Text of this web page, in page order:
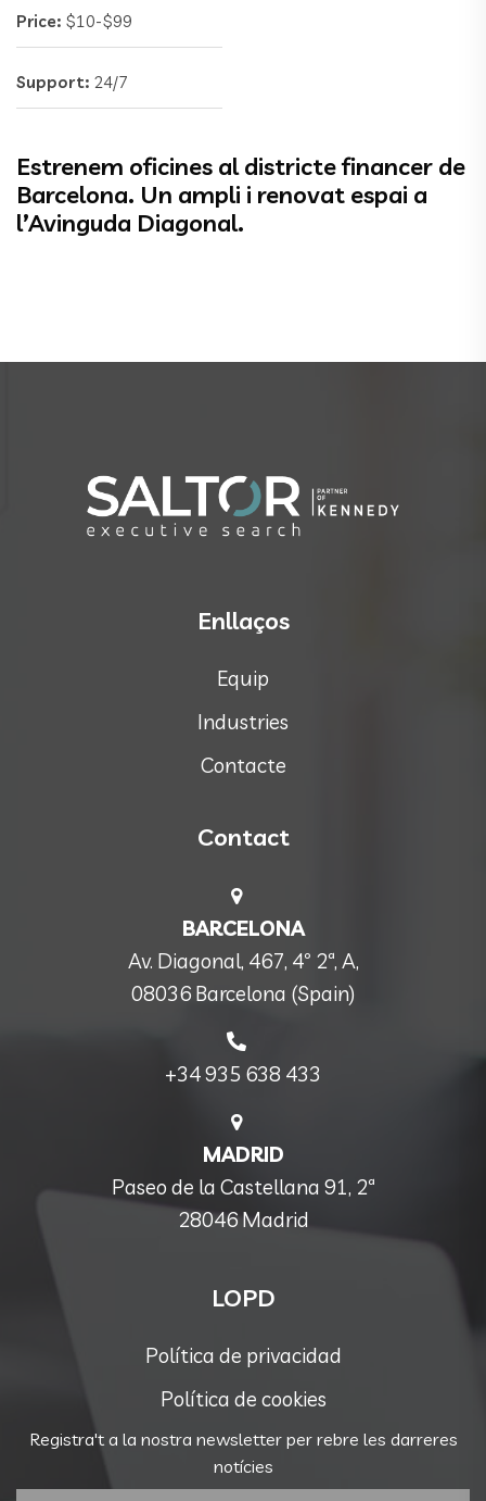
Price: $10-$99
Support: 24/7
Estrenem oficines al districte financer de
Barcelona. Un ampli i renovat espai a
l’Avinguda Diagonal.
Enllaços
Equip
Industries
Contacte
Contact
BARCELONA
Av. Diagonal, 467, 4º 2ª, A,
08036 Barcelona (Spain)
+34 935 638 433
MADRID
Paseo de la Castellana 91, 2ª
28046 Madrid
LOPD
Política de privacidad
Política de cookies
Registra't a la nostra newsletter per rebre les darreres
notícies